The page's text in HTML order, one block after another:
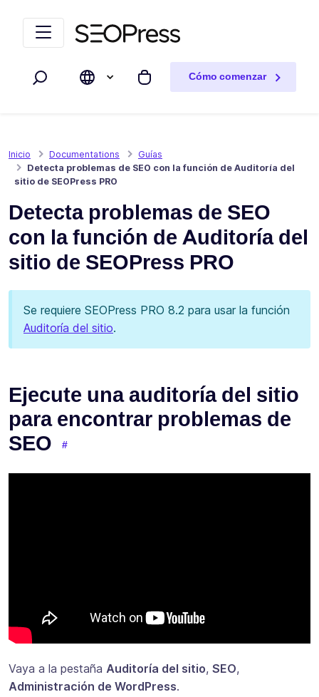
Buscar Mi carrito
Cómo comenzar
Inicio Documentations
Guías
Detecta problemas de SEO con la función de Auditoría del
sitio de SEOPress PRO
Detecta problemas de SEO
con la función de Auditoría del
sitio de SEOPress PRO
Se requiere SEOPress PRO 8.2 para usar la función
Auditoría del sitio.
Ejecute una auditoría del sitio
para encontrar problemas de
SEO
Vaya a la pestaña Auditoría del sitio, SEO,
Administración de WordPress.